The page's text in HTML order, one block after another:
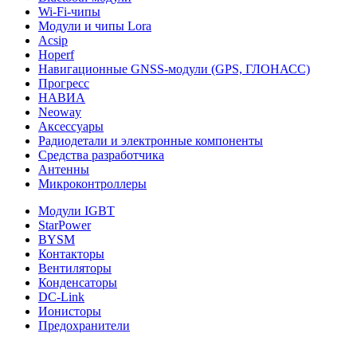
Wi-Fi-чипы
Модули и чипы Lora
Acsip
Hoperf
Навигационные GNSS-модули (GPS, ГЛОНАСС)
Прогресс
НАВИА
Neoway
Аксессуары
Радиодетали и электронные компоненты
Средства разработчика
Антенны
Микроконтроллеры
Модули IGBT
StarPower
BYSM
Контакторы
Вентиляторы
Конденсаторы
DC-Link
Ионисторы
Предохранители